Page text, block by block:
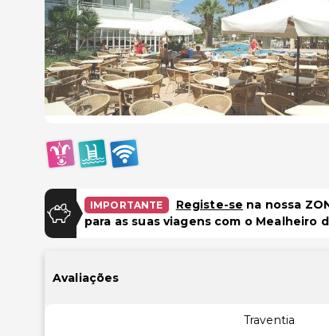
IMPORTANTE Registe-se na nossa
para as suas viagens com o Mealheiro
Avaliações
Traventia